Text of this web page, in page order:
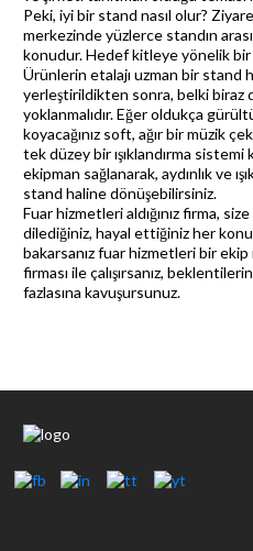
Peki, iyi bir stand nasıl olur?
merkezinde yüzlerce standın
konudur. Hedef kitleye yönelik bir
Ürünlerin etalajı uzman bir stand
yerleştirildikten sonra, belki biraz
yoklanmalıdır. Eğer oldukça
koyacağınız soft, ağır bir müzik
tek düzey bir ışıklandırma sistemi
ekipman sağlanarak, aydınlık ve
stand haline dönüşebilirsiniz.
Fuar hizmetleri aldığınız firma,
dilediğiniz, hayal ettiğiniz her
bakarsanız fuar hizmetleri bir
firması ile çalışırsanız,
fazlasına kavuşursunuz.